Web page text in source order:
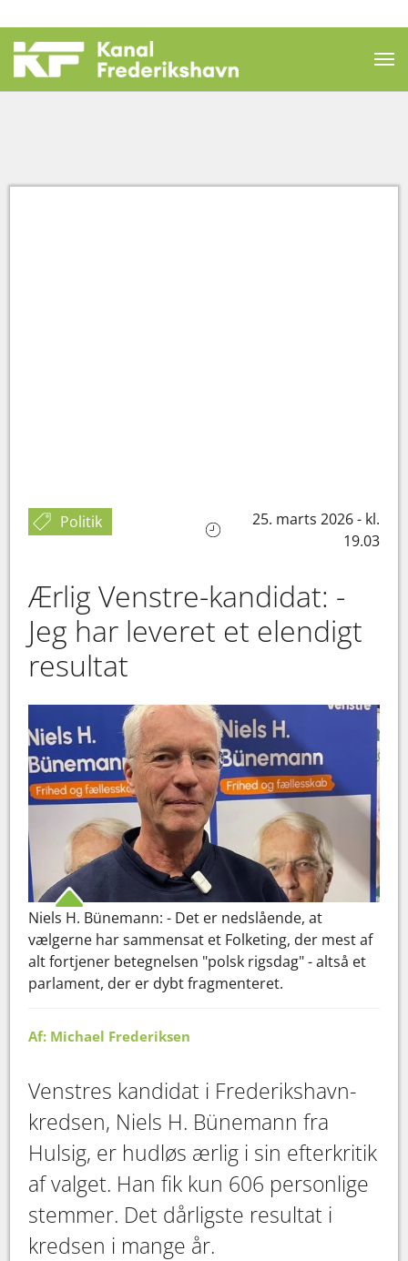
Politik
25. marts 2026 - kl.
19.03
Ærlig Venstre-kandidat: -
Jeg har leveret et elendigt
resultat
Niels H. Bünemann: - Det er nedslående, at
vælgerne har sammensat et Folketing, der mest af
alt fortjener betegnelsen "polsk rigsdag" - altså et
parlament, der er dybt fragmenteret.
Af: Michael Frederiksen
Venstres kandidat i Frederikshavn-
kredsen, Niels H. Bünemann fra
Hulsig, er hudløs ærlig i sin efterkritik
af valget. Han fik kun 606 personlige
stemmer. Det dårligste resultat i
kredsen i mange år.